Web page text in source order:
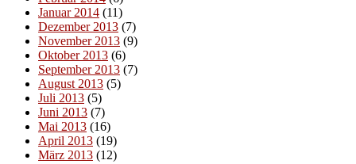
Januar 2014 (11)
Dezember 2013 (7)
November 2013 (9)
Oktober 2013 (6)
September 2013 (7)
August 2013 (5)
Juli 2013 (5)
Juni 2013 (7)
Mai 2013 (16)
April 2013 (19)
März 2013 (12)